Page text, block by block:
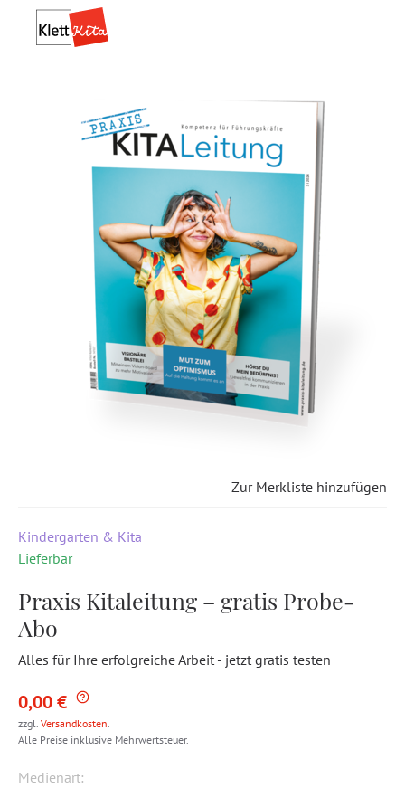
Zur Merkliste hinzufügen
Kindergarten & Kita
Lieferbar
Praxis Kitaleitung – gratis Probe-
Abo
Alles für Ihre erfolgreiche Arbeit - jetzt gratis testen
0,00 €
zzgl. Versandkosten.
Alle Preise inklusive Mehrwertsteuer.
Medienart: